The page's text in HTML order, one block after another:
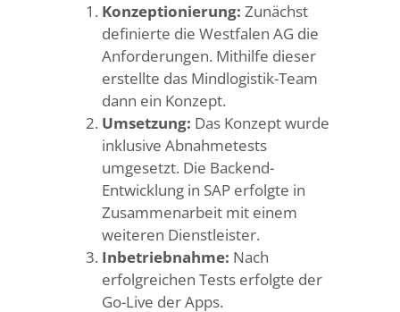
Konzeptionierung: Zunächst
definierte die Westfalen AG die
Anforderungen. Mithilfe dieser
erstellte das Mindlogistik-Team
dann ein Konzept.
Umsetzung: Das Konzept wurde
inklusive Abnahmetests
umgesetzt. Die Backend-
Entwicklung in SAP erfolgte in
Zusammenarbeit mit einem
weiteren Dienstleister.
Inbetriebnahme: Nach
erfolgreichen Tests erfolgte der
Go-Live der Apps.